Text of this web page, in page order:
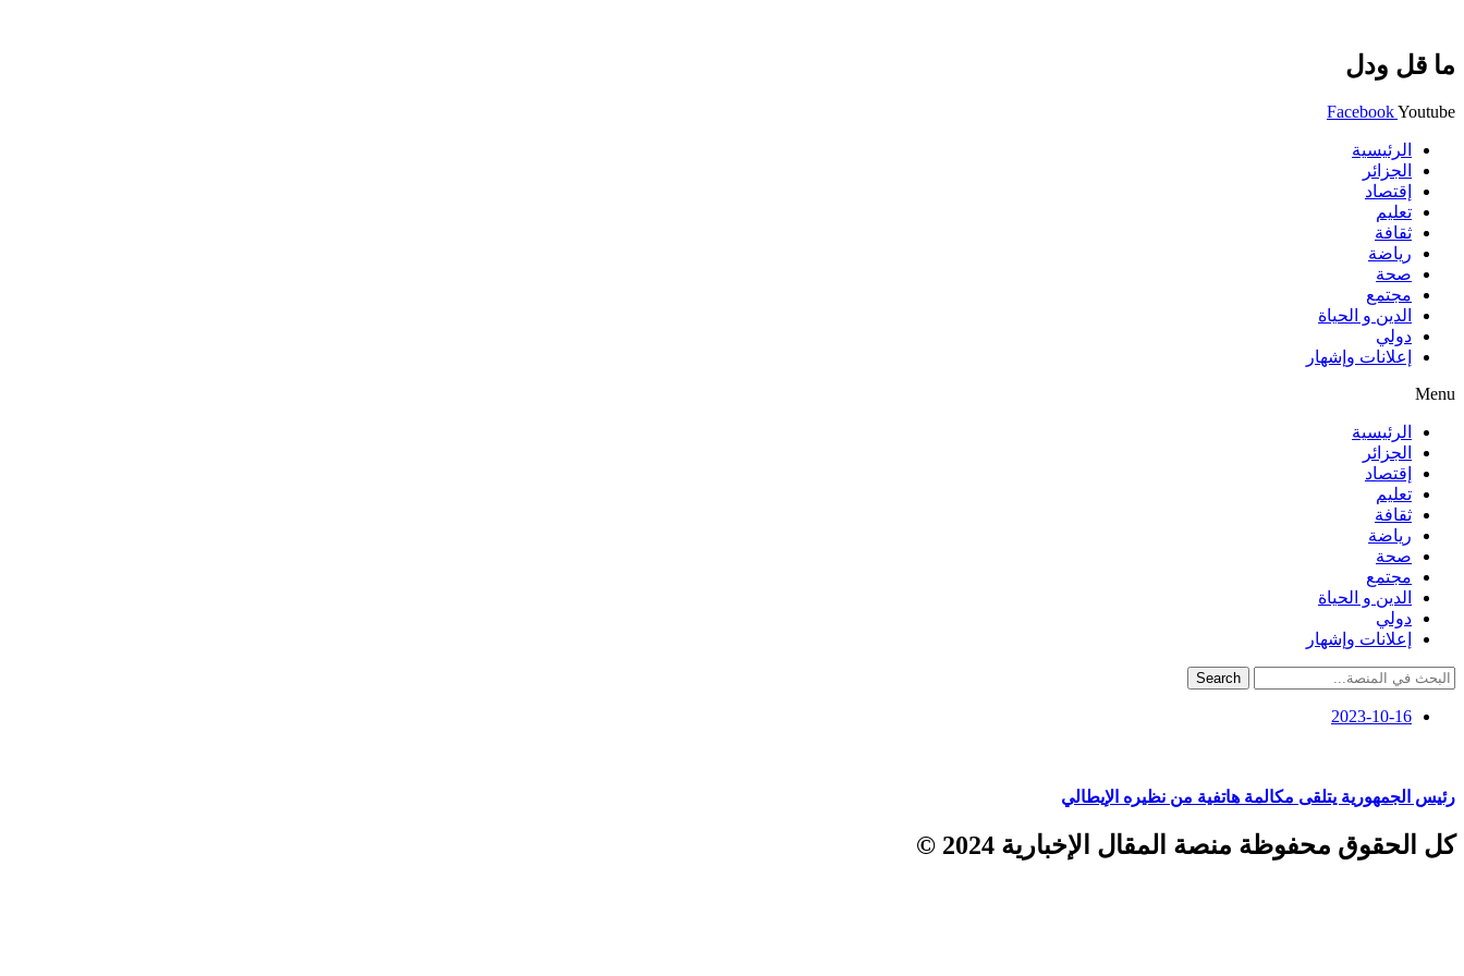
ما قل ودل
FacebookYoutube
الرئيسية
الجزائر
إقتصاد
تعليم
ثقافة
رياضة
صحة
مجتمع
الدين و الحياة
دولي
إعلانات وإشهار
Menu
الرئيسية
الجزائر
إقتصاد
تعليم
ثقافة
رياضة
صحة
مجتمع
الدين و الحياة
دولي
إعلانات وإشهار
Search
2023-10-16
رئيس الجمهورية يتلقى مكالمة هاتفية من نظيره الإيطالي
كل الحقوق محفوظة منصة المقال الإخبارية 2024 ©